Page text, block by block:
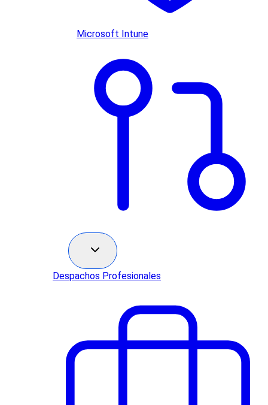
Microsoft Intune
Despachos Profesionales